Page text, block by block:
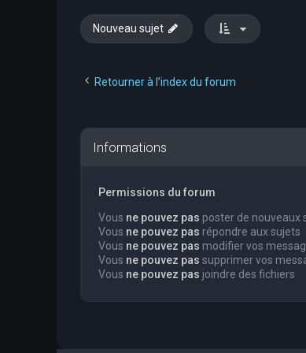
Nouveau sujet
Retourner à l’index du forum
Informations
Permissions du forum
Vous ne pouvez pas poster de nouveaux
Vous ne pouvez pas répondre aux sujets
Vous ne pouvez pas modifier vos
Vous ne pouvez pas supprimer vos
Vous ne pouvez pas joindre des fichiers